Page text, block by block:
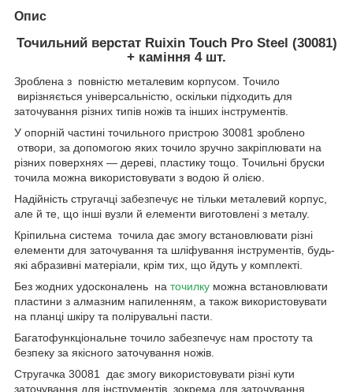
Опис
Точильний верстат Ruixin Touch Pro Steel (30081)
+ каміння 4 шт.
Зроблена з повністю металевим корпусом. Точило
вирізняється універсальністю, оскільки підходить для
заточування різних типів ножів та інших інструментів.
У опорній частині точильного пристрою 30081 зроблено
отвори, за допомогою яких точило зручно закріплювати на
різних поверхнях — дереві, пластику тощо. Точильні бруски
точила можна використовувати з водою й олією.
Надійність стругачці забезпечує не тільки металевий корпус,
але й те, що інші вузли й елементи виготовлені з металу.
Кріпильна система точила дає змогу встановлювати різні
елементи для заточування та шліфування інструментів, будь-
які абразивні матеріали, крім тих, що йдуть у комплекті.
Без жодних удосконалень на точилку можна встановлювати
пластини з алмазним напиленням, а також використовувати
на планці шкіру та полірувальні пасти.
Багатофункціональне точило забезпечує нам простоту та
безпеку за якісного заточування ножів.
Стругачка 30081 дає змогу використовувати різні кути
заточування для інструментів, зокрема для заточування